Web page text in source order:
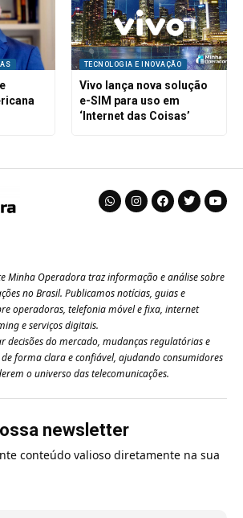
TECNOLOGIA E INOVAÇÃO
Vivo lança nova solução
e-SIM para uso em
‘Internet das Coisas’
Minha Operadora traz informação e análise sobre
no Brasil. Publicamos notícias, guias e
operadoras, telefonia móvel e fixa, internet
e serviços digitais.
decisões do mercado, mudanças regulatórias e
forma clara e confiável, ajudando consumidores
o universo das telecomunicações.
newsletter
conteúdo valioso diretamente na sua